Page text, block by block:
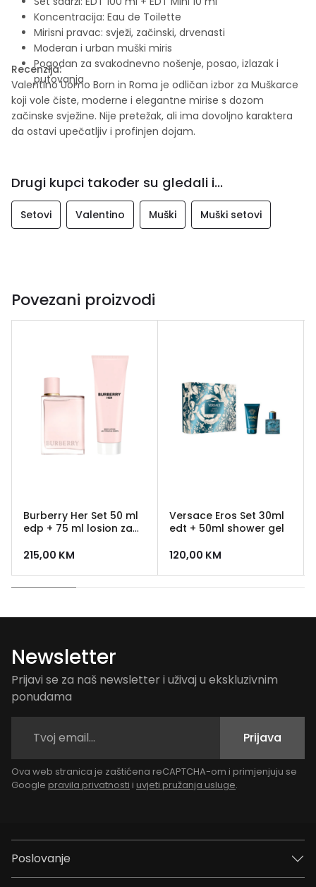
Koncentracija: Eau de Toilette
Mirisni pravac: svježi, začinski, drvenasti
Moderan i urban muški miris
Pogodan za svakodnevno nošenje, posao, izlazak i
putovanja
Recenzija:
Valentino Uomo Born in Roma je odličan izbor za Muškarce
koji vole čiste, moderne i elegantne mirise s dozom
začinske svježine. Nije pretežak, ali ima dovoljno karaktera
da ostavi upečatljiv i profinjen dojam.
Drugi kupci također su gledali i...
Setovi Valentino Muški Muški setovi
Povezani proizvodi
Burberry Her Set 50 ml
edp + 75 ml losion za
215,00 KM
Versace Eros Set 30ml
edt + 50ml shower gel
120,00 KM
Newsletter
Prijavi se za naš newsletter i uživaj u ekskluzivnim
ponudama
Prijava
Ova web stranica je zaštićena reCAPTCHA-om i primjenjuju se
Google pravila privatnosti i uvjeti pružanja usluge.
Poslovanje